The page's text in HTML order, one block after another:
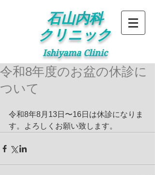
石山内科
クリニック
Ishiyama Clinic
令和8年度のお盆の休診に
ついて
令和8年8月13日〜16日は休診になりま
す。よろしくお願い致します。